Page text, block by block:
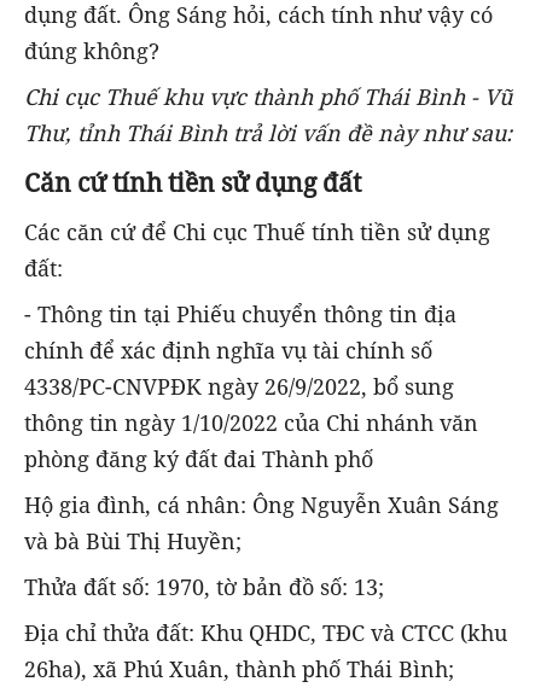
dụng đất. Ông Sáng hỏi, cách tính như vậy có
đúng không?
Chi cục Thuế khu vực thành phố Thái Bình - Vũ
Thư, tỉnh Thái Bình trả lời vấn đề này như sau:
Căn cứ tính tiền sử dụng đất
Các căn cứ để Chi cục Thuế tính tiền sử dụng
đất:
- Thông tin tại Phiếu chuyển thông tin địa
chính để xác định nghĩa vụ tài chính số
4338/PC-CNVPĐK ngày 26/9/2022, bổ sung
thông tin ngày 1/10/2022 của Chi nhánh văn
phòng đăng ký đất đai Thành phố
Hộ gia đình, cá nhân: Ông Nguyễn Xuân Sáng
và bà Bùi Thị Huyền;
Thửa đất số: 1970, tờ bản đồ số: 13;
Địa chỉ thửa đất: Khu QHDC, TĐC và CTCC (khu
26ha), xã Phú Xuân, thành phố Thái Bình;